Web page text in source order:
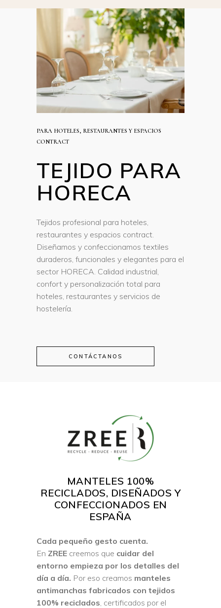
PARA HOTELES, RESTAURANTES Y ESPACIOS
CONTRACT
TEJIDO PARA
HORECA
Tejidos profesional para hoteles,
restaurantes y espacios contract.
Diseñamos y confeccionamos textiles
duraderos, funcionales y elegantes para el
sector HORECA. Calidad industrial,
confort y personalización total para
hoteles, restaurantes y servicios de
hostelería.
CONTÁCTANOS
MANTELES 100%
RECICLADOS, DISEÑADOS Y
CONFECCIONADOS EN
ESPAÑA
Cada pequeño gesto cuenta.
En ZREE creemos que cuidar del
entorno empieza por los detalles del
día a día. Por eso creamos manteles
antimanchas fabricados con tejidos
100% reciclados , certificados por el